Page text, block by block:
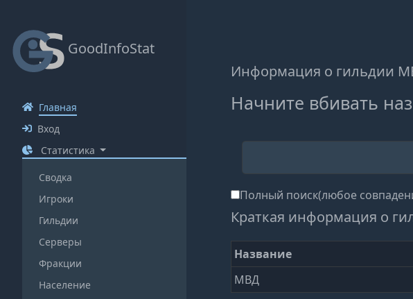
GoodInfoStat
Главная
Вход
Статистика
Сводка
Игроки
Гильдии
Серверы
Фракции
Население
Информация о гильдии
Начните вбивать
Полный поиск(любое
Краткая информация о
Название
МВД